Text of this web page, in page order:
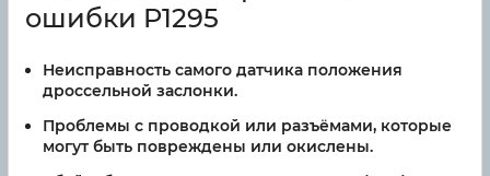
ошибки P1295
Неисправность самого датчика положения
дроссельной заслонки.
Проблемы с проводкой или разъёмами, которые
могут быть повреждены или окислены.